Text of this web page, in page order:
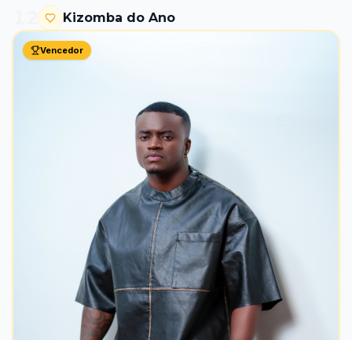
12 Kizomba do Ano
Vencedor